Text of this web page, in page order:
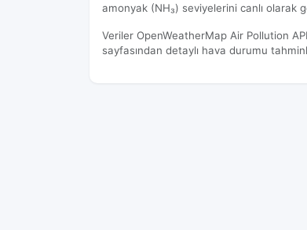
amonyak (NH₃) seviyelerini canlı olarak
Veriler OpenWeatherMap Air Pollution
sayfasından detaylı hava durumu